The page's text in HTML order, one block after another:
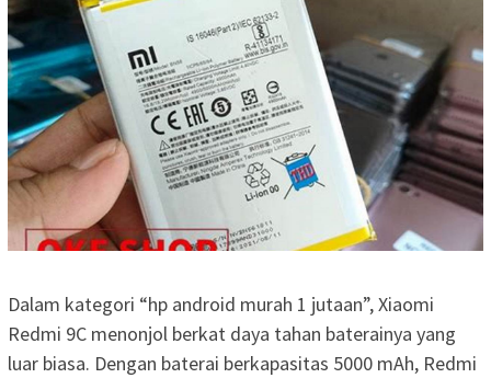
Dalam kategori “hp android murah 1 jutaan”, Xiaomi
Redmi 9C menonjol berkat daya tahan baterainya yang
luar biasa. Dengan baterai berkapasitas 5000 mAh, Redmi